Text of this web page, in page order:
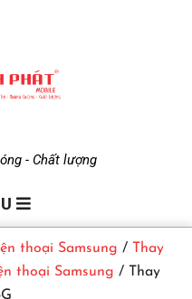
- Chất lượng
thoại Samsung /
Thay
thoại Samsung / Thay